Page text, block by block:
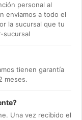
personal al
enviamos a todo el
la sucursal que tu
sucursal
tienen garantía
meses.
Una vez recibido el